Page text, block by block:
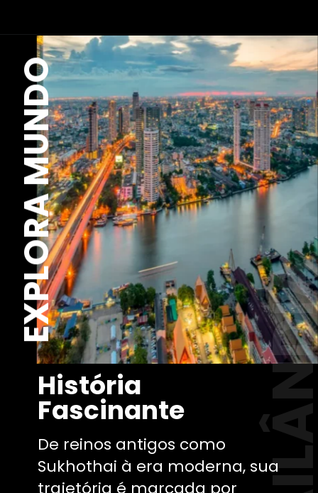
História
Fascinante
De reinos antigos como
Sukhothai à era moderna, sua
EXPLORA MUNDO